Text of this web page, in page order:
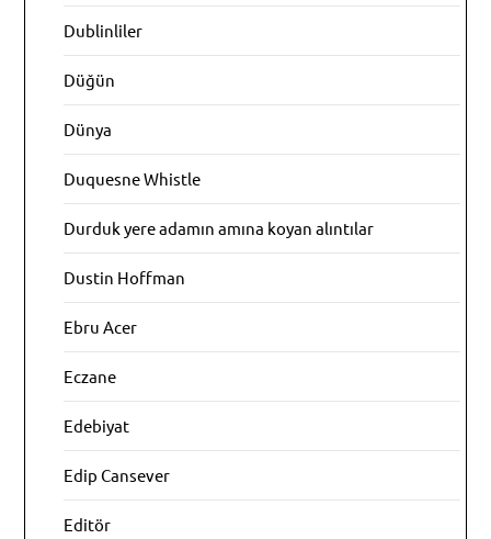
Dublinliler
Düğün
Dünya
Duquesne Whistle
Durduk yere adamın amına koyan alıntılar
Dustin Hoffman
Ebru Acer
Eczane
Edebiyat
Edip Cansever
Editör